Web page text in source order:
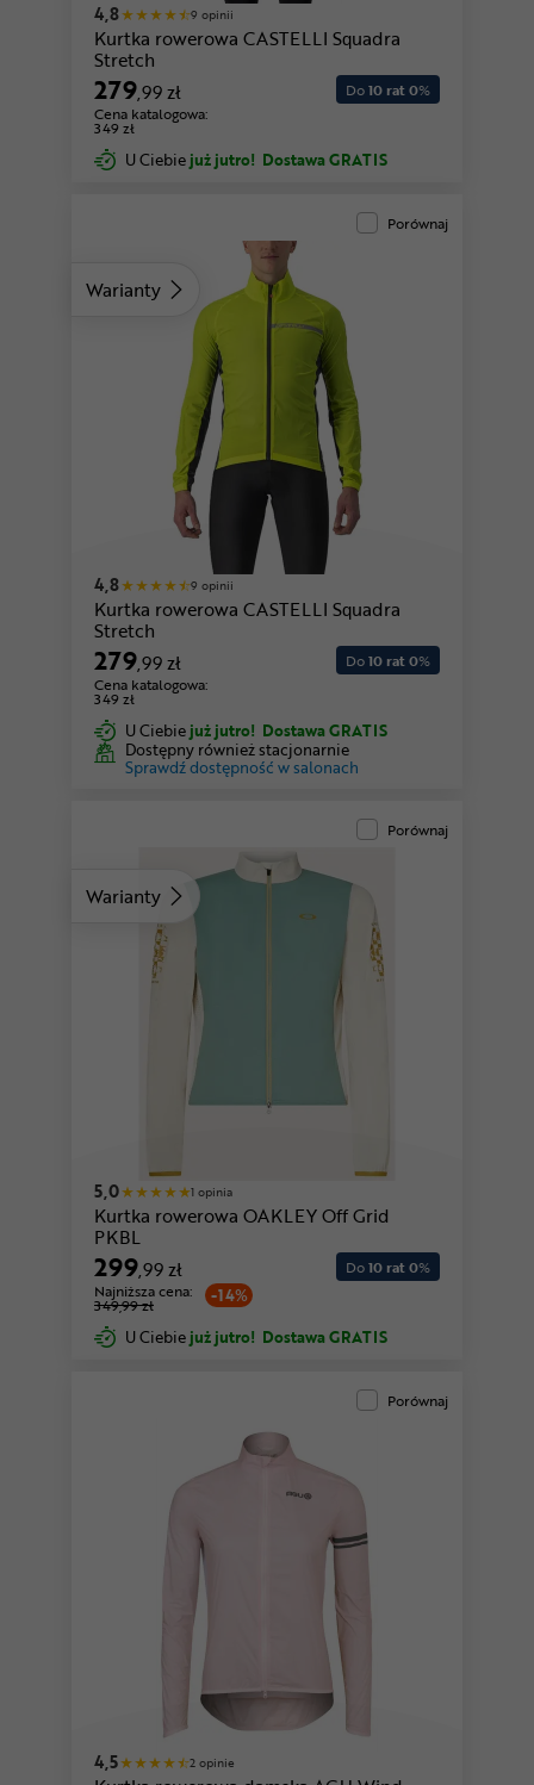
4,8 9 opinii
Kurtka rowerowa CASTELLI Squadra
Stretch
279,99 zł
Cena katalogowa:
349 zł
Do10 rat 0%
U Ciebie już jutro! Dostawa GRATIS
Warianty
Porównaj
4,8 9 opinii
Kurtka rowerowa CASTELLI Squadra
Stretch
279,99 zł
Cena katalogowa:
349 zł
Do10 rat 0%
U Ciebie już jutro! Dostawa GRATIS
Dostępny również stacjonarnie
Sprawdź dostępność w salonach
Warianty
Porównaj
5,0 1 opinia
Kurtka rowerowa OAKLEY Off Grid
PKBL
299,99 zł
-14%
Najniższa cena:
349,99 zł
Do10 rat 0%
U Ciebie już jutro! Dostawa GRATIS
Porównaj
4,5 2 opinie